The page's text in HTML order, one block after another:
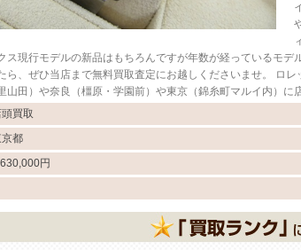
ス現行モデルの新品はもちろんですが年数が経っているモ
ら、ぜひ当店まで無料買取査定にお越しくださいませ。 ロ
山田）や奈良（橿原・学園前）や東京（錦糸町マルイ内）に
頭買取
都
円